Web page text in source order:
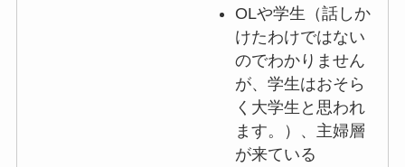
OLや学生（話しか
けたわけではない
のでわかりません
が、学生はおそら
く大学生と思われ
ます。）、主婦層
が来ている